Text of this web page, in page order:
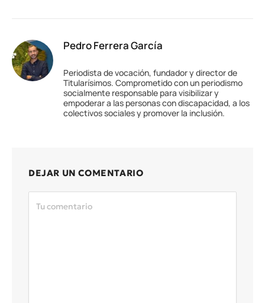
Pedro Ferrera García
Periodista de vocación, fundador y director de
Titularísimos. Comprometido con un periodismo
socialmente responsable para visibilizar y
empoderar a las personas con discapacidad, a los
colectivos sociales y promover la inclusión.
DEJAR UN COMENTARIO